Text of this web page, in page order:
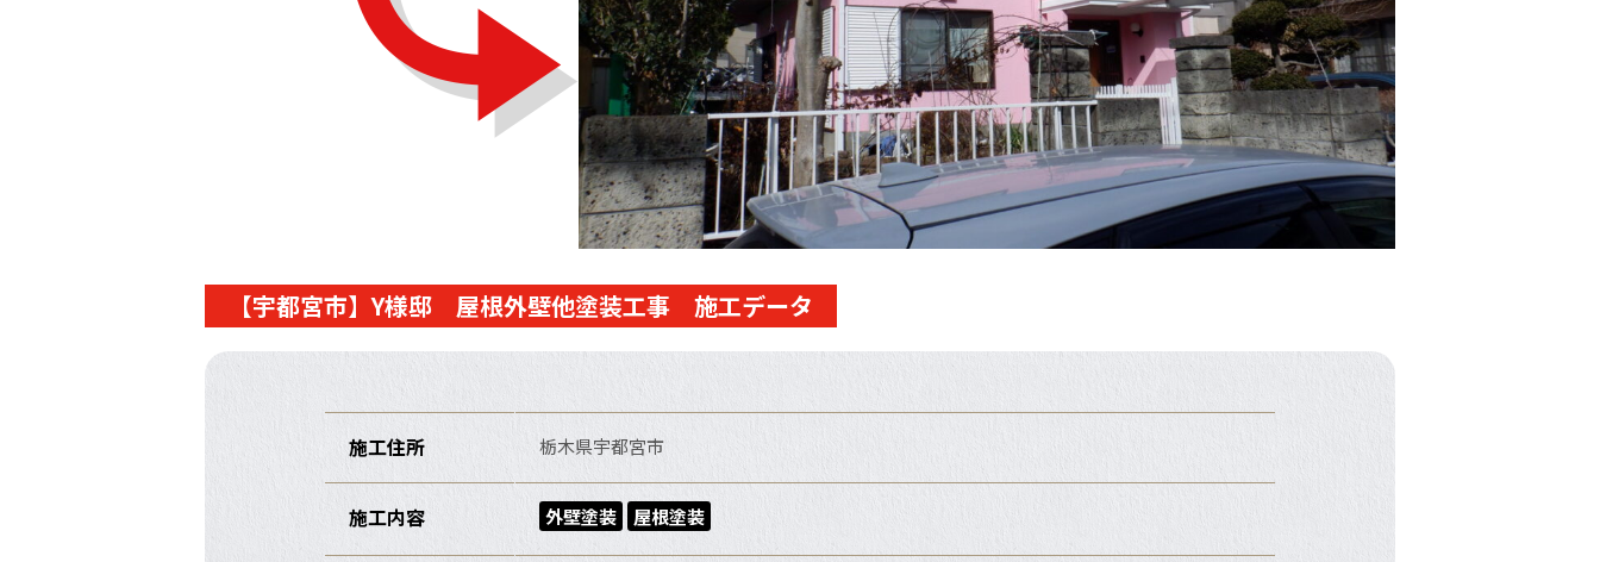
【宇都宮市】Y様邸 屋根外壁他塗装工事 施工データ
施工住所 栃木県宇都宮市
施工内容 外壁塗装 屋根塗装